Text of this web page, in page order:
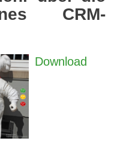
CRM-
Download